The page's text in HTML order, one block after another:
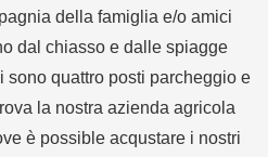
della famiglia e/o amici
dal chiasso e dalle spiagge
sono quattro posti parcheggio e
la nostra azienda agricola
è possible acqustare i nostri